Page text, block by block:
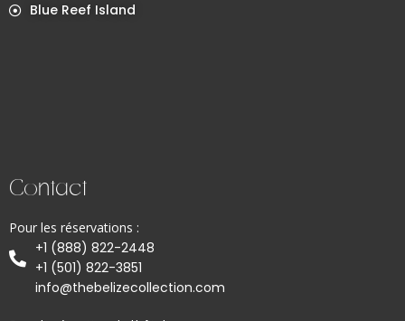
Blue Reef Island
Contact
Pour les réservations :
+1 (888) 822-2448
+1 (501) 822-3851
info@thebelizecollection.com